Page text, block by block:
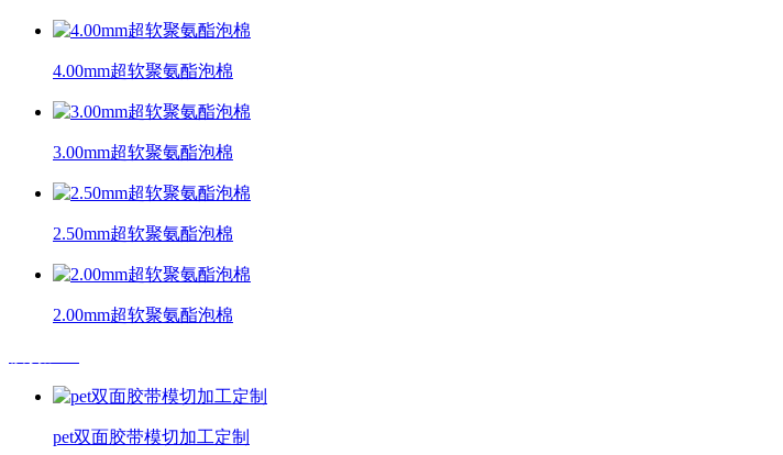
4.00mm超软聚氨酯泡棉
3.00mm超软聚氨酯泡棉
2.50mm超软聚氨酯泡棉
2.00mm超软聚氨酯泡棉
pet双面胶带模切加工定制